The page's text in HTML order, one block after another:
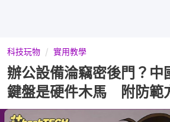
科技玩物 實用教學
辦公設備淪竊密後門？中
鍵盤是硬件木馬 附防範